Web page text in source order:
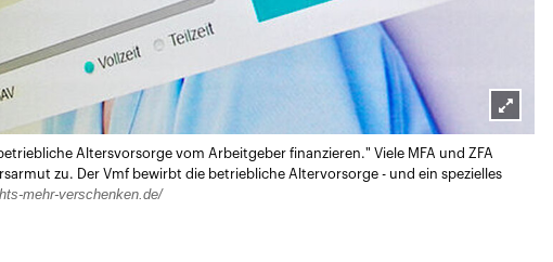
Lightbox
öffnen
Altersvorsorge vom Arbeitgeber finanzieren." Viele MFA und ZFA
zu. Der Vmf bewirbt die betriebliche Altervorsorge - und ein spezielles
mehr-verschenken.de/